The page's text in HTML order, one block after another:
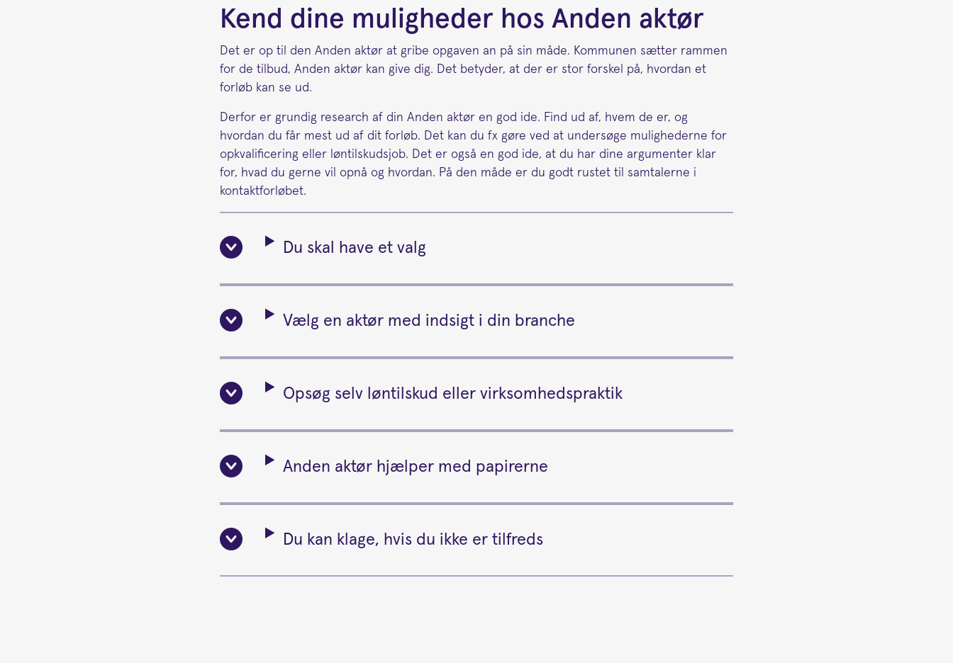
Kend dine muligheder hos Anden aktør
Det er op til den Anden aktør at gribe opgaven an på sin måde. Kommunen sætter rammen
for de tilbud, Anden aktør kan give dig. Det betyder, at der er stor forskel på, hvordan et
forløb kan se ud.
Derfor er grundig research af din Anden aktør en god ide. Find ud af, hvem de er, og
hvordan du får mest ud af dit forløb. Det kan du fx gøre ved at undersøge mulighederne for
opkvalificering eller løntilskudsjob. Det er også en god ide, at du har dine argumenter klar
for, hvad du gerne vil opnå og hvordan. På den måde er du godt rustet til samtalerne i
kontaktforløbet.
Du skal have et valg
Vælg en aktør med indsigt i din branche
Opsøg selv løntilskud eller virksomhedspraktik
Anden aktør hjælper med papirerne
Du kan klage, hvis du ikke er tilfreds